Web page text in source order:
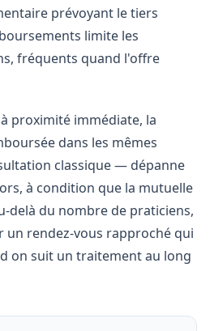
prévoyant le tiers
limite les
fréquents quand l'offre
proximité immédiate, la
dans les mêmes
classique — dépanne
à condition que la mutuelle
delà du nombre de praticiens,
un rendez-vous rapproché qui
on suit un traitement au long